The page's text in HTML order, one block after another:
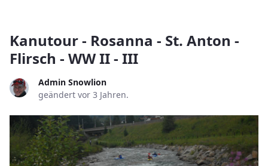
Kanutour - Rosanna - St. Anton -
Flirsch - WW II - III
Admin Snowlion
geändert vor 3 Jahren.